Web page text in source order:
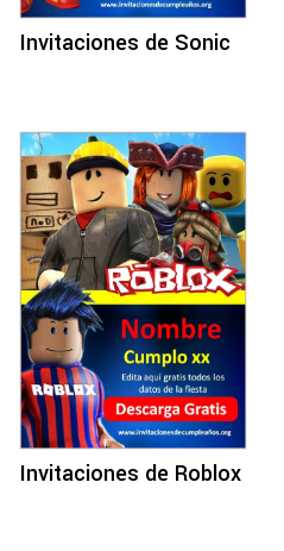
Invitaciones de Sonic
Invitaciones de Roblox